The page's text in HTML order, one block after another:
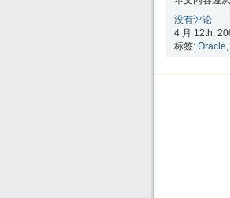
没有评论
4 月 12th,
标签: Oracle,